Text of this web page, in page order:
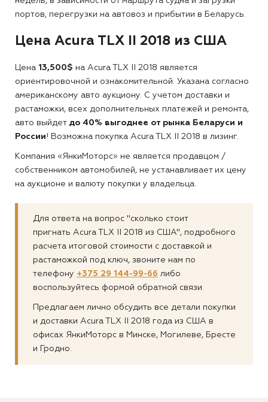
портов, перегрузки на автовоз и прибытии в Беларусь.
Цена Acura TLX II 2018 из США
Цена 13,500$ на Acura TLX II 2018 является
ориентировочной и ознакомительной. Указана согласно
американскому авто аукциону. С учетом доставки и
растаможки, всех дополнительных платежей и ремонта,
авто выйдет до 40% выгоднее от рынка Беларуси и
России! Возможна покупка Acura TLX II 2018 в лизинг.
Компания «ЯнкиМоторс» не является продавцом /
собственником автомобилей, не устанавливает их цену
на аукционе и валюту покупки у владельца.
Для ответа на вопрос "сколько стоит
пригнать Acura TLX II 2018 из США", подробного
расчета итоговой стоимости с доставкой и
растаможкой под ключ, звоните нам по
телефону +375 29 144-99-66 либо
воспользуйтесь формой обратной связи.
Предлагаем лично обсудить все детали покупки
и доставки Acura TLX II 2018 года из США в
офисах ЯнкиМоторс в Минске, Могилеве, Бресте
и Гродно.